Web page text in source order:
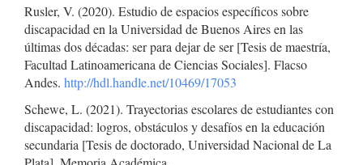
Rusler, V. (2020). Estudio de espacios específicos sobre
discapacidad en la Universidad de Buenos Aires en las
últimas dos décadas: ser para dejar de ser [Tesis de maestría,
Facultad Latinoamericana de Ciencias Sociales]. Flacso
Andes. http://hdl.handle.net/10469/17053
Schewe, L. (2021). Trayectorias escolares de estudiantes con
discapacidad: logros, obstáculos y desafíos en la educación
secundaria [Tesis de doctorado, Universidad Nacional de La